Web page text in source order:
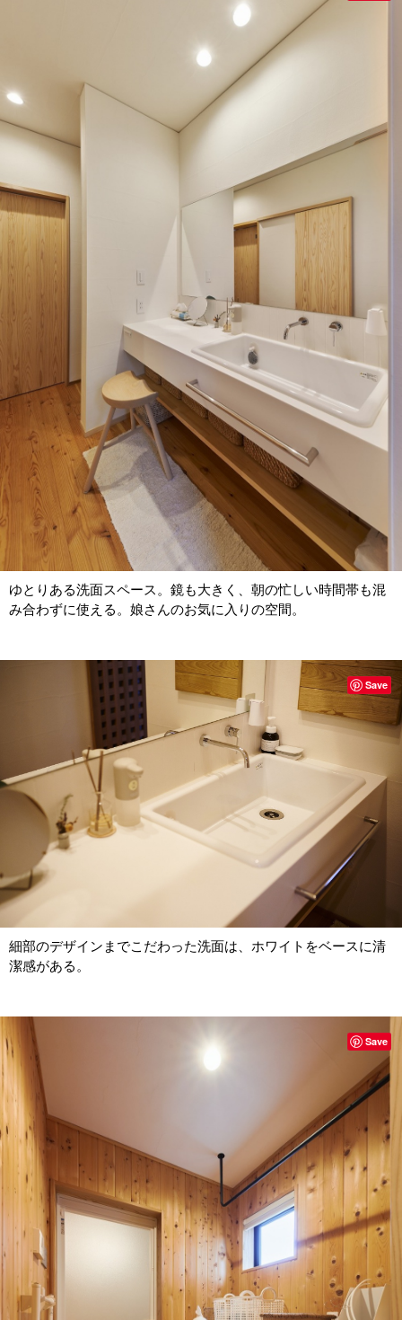
ゆとりある洗面スペース。鏡も大きく、朝の忙しい時間帯も混
み合わずに使える。娘さんのお気に入りの空間。
細部のデザインまでこだわった洗面は、ホワイトをベースに清
潔感がある。
Save
Save